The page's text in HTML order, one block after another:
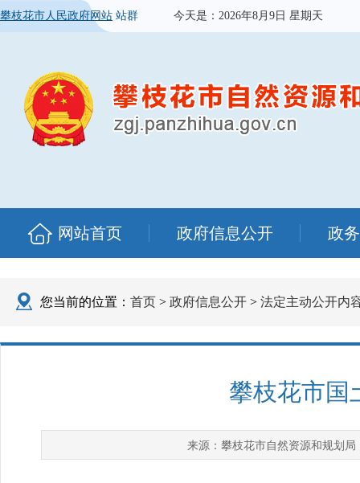
攀枝花市人民政府网站 站群 今天是： 2026年8月9日 星期天
网站首页 政府信息公开 政
您当前的位置： 首页 > 政府信息公开 > 法定主动公开内
攀枝花市国
来源： 攀枝花市自然资源和规划局